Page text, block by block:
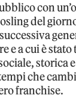
con
del
e a cui è
storica
che
franchise.